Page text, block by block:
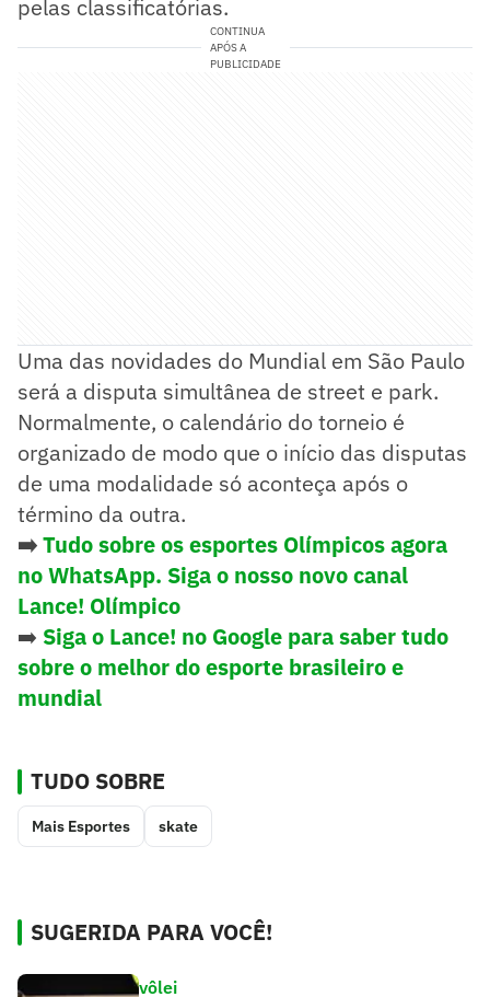
pelas classificatórias.
CONTINUA
APÓS A
PUBLICIDADE
Uma das novidades do Mundial em São Paulo
será a disputa simultânea de street e park.
Normalmente, o calendário do torneio é
organizado de modo que o início das disputas
de uma modalidade só aconteça após o
término da outra.
➡️Tudo sobre os esportes Olímpicos agora
no WhatsApp. Siga o nosso novo canal
Lance! Olímpico
➡️ Siga o Lance! no Google para saber tudo
sobre o melhor do esporte brasileiro e
mundial
TUDO SOBRE
Mais Esportes skate
SUGERIDA PARA VOCÊ!
vôlei